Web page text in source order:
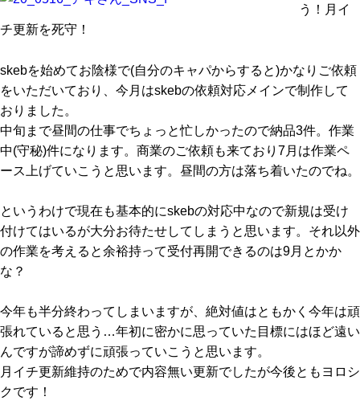
う！月イ
チ更新を死守！
skebを始めてお陰様で(自分のキャパからすると)かなりご依頼
をいただいており、今月はskebの依頼対応メインで制作して
おりました。
中旬まで昼間の仕事でちょっと忙しかったので納品3件。作業
中(守秘)件になります。商業のご依頼も来ており7月は作業ペ
ース上げていこうと思います。昼間の方は落ち着いたのでね。
というわけで現在も基本的にskebの対応中なので新規は受け
付けてはいるが大分お待たせしてしまうと思います。それ以外
の作業を考えると余裕持って受付再開できるのは9月とかか
な？
今年も半分終わってしまいますが、絶対値はともかく今年は頑
張れていると思う…年初に密かに思っていた目標にはほど遠い
んですが諦めずに頑張っていこうと思います。
月イチ更新維持のためで内容無い更新でしたが今後ともヨロシ
クです！